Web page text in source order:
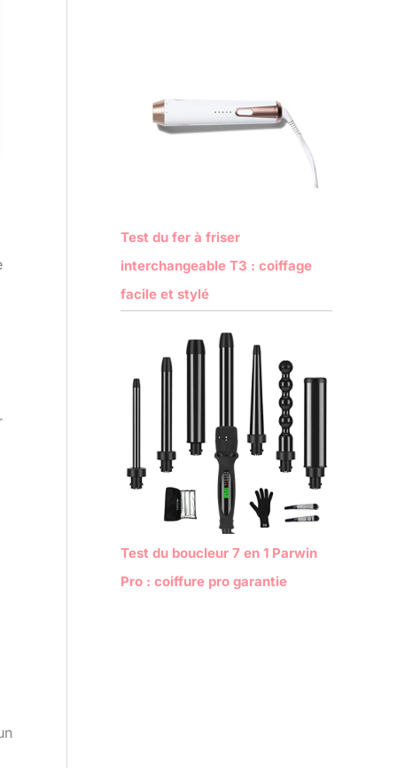
Test du fer à friser
interchangeable T3 : coiffage
facile et stylé
Test du boucleur 7 en 1 Parwin
Pro : coiffure pro garantie